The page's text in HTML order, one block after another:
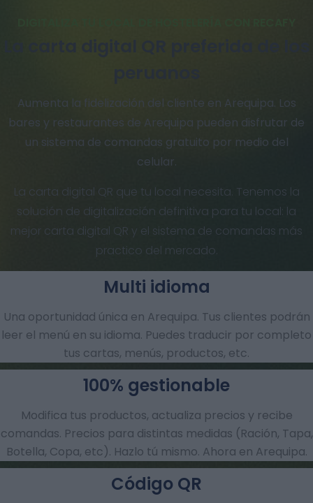
Aumenta la fidelización del cliente en Arequipa. Los
bares y restaurantes de Arequipa pueden disfrutar de
un sistema de comandas gratuito por medio del
celular.
La carta digital QR que tu local necesita. Tenemos la
solución de digitalización definitiva para tu local: la
mejor carta digital QR y el sistema de comandas más
practico del mercado.
Una oportunidad única en Arequipa. Tus clientes podrán
leer el menú en su idioma. Puedes traducir por completo
tus cartas, menús, productos, etc.
Multi idioma
Modifica tus productos, actualiza precios y recibe
comandas.​ Precios para distintas medidas (Ración, Tapa,
Botella, Copa, etc). Hazlo tú mismo. Ahora en Arequipa.
100% gestionable
Código QR